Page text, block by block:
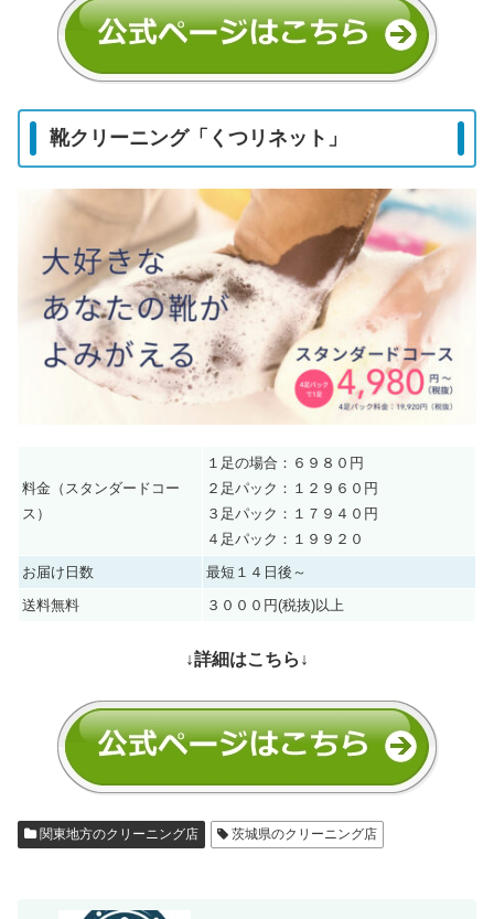
靴クリーニング「くつリネット」
料金（スタンダードコー
ス）
１足の場合：６９８０円
２足パック：１２９６０円
３足パック：１７９４０円
４足パック：１９９２０
お届け日数
最短１４日後～
送料無料
３０００円(税抜)以上
↓詳細はこちら↓
関東地方のクリーニング店 茨城県のクリーニング店